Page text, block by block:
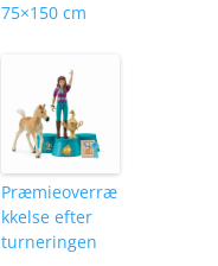
75×150 cm
Præmieoverræ
kkelse efter
turneringen